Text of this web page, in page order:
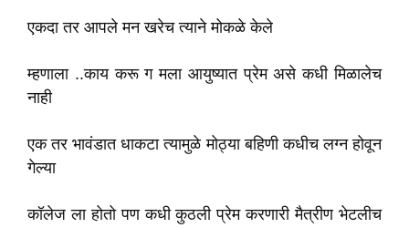
एकदा तर आपले मन खरेच त्याने मोकळे केले
म्हणाला ..काय करू ग मला आयुष्यात प्रेम असे कधी मिळालेच
नाही
एक तर भावंडात धाकटा त्यामुळे मोठ्या बहिणी कधीच लग्न होवून
गेल्या
कॉलेज ला होतो पण कधी कुठली प्रेम करणारी मैत्रीण भेटलीच